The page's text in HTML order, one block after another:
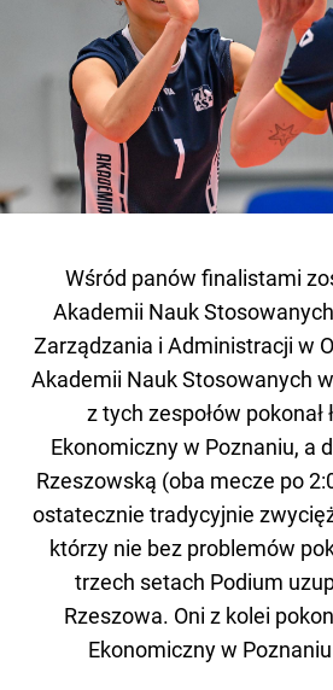
Wśród panów finalistami
Akademii Nauk
Zarządzania i Administracji w
Akademii Nauk Stosowanych
z tych zespołów pokonał
Ekonomiczny w Poznaniu, a
Rzeszowską (oba mecze po
ostatecznie tradycyjnie
którzy nie bez problemów
trzech setach Podium
Rzeszowa. Oni z kolei
Ekonomiczny w